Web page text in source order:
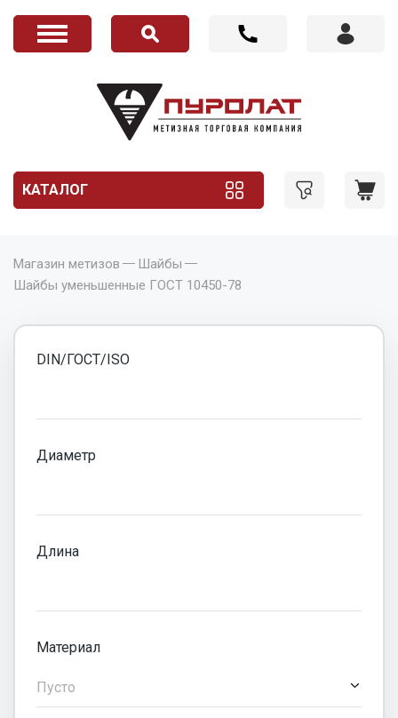
КАТАЛОГ
Магазин метизов
Шайбы
Шайбы уменьшенные ГОСТ 10450-78
DIN/ГОСТ/ISO
Диаметр
Длина
Материал
Пусто